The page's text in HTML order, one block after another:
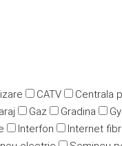
CATV Centrala
Gaz Gradina
Interfon Internet